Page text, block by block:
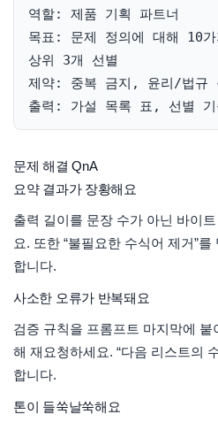
역할: 제품 기획 파트너
목표: 문제 정의에 대해 10
상위 3개 선별
제약: 중복 금지, 윤리/법규
출력: 가설 목록 표, 선별
문제 해결 QnA
요약 결과가 장황해요
출력 길이를 문장 수가 아닌 바이
요. 또한 “불필요한 수식어 제거”
합니다.
사소한 오류가 반복돼요
검증 규칙을 프롬프트 마지막에 붙
해 재요청하세요. “다음 리스트의
합니다.
톤이 들쑥날쑥해요